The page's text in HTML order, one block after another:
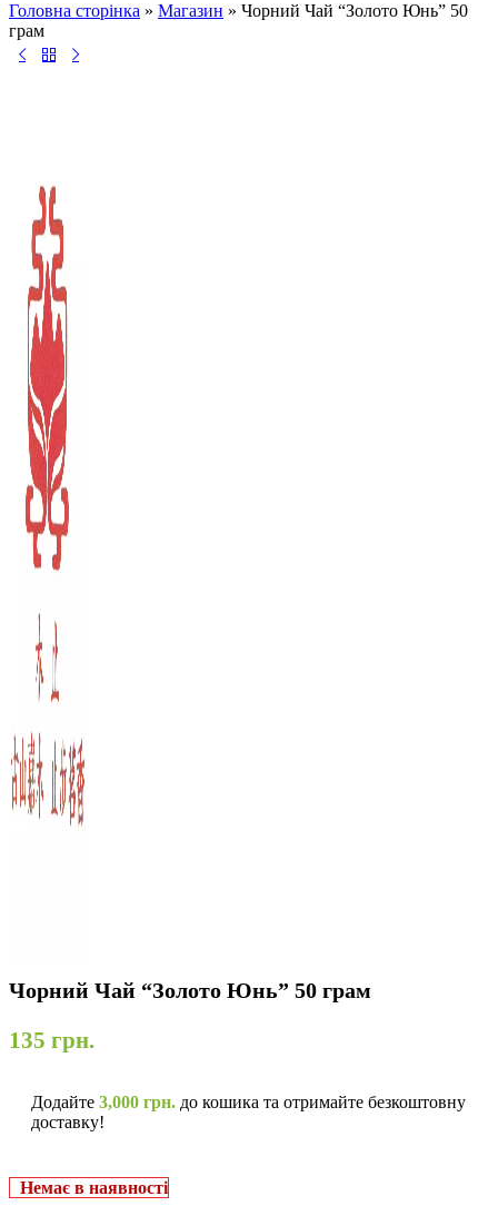
Головна сторінка » Магазин » Чорний Чай “Золото Юнь” 50
грам
Чорний Чай “Золото Юнь” 50 грам
135 грн.
Додайте 3,000 грн. до кошика та отримайте безкоштовну
доставку!
Немає в наявності